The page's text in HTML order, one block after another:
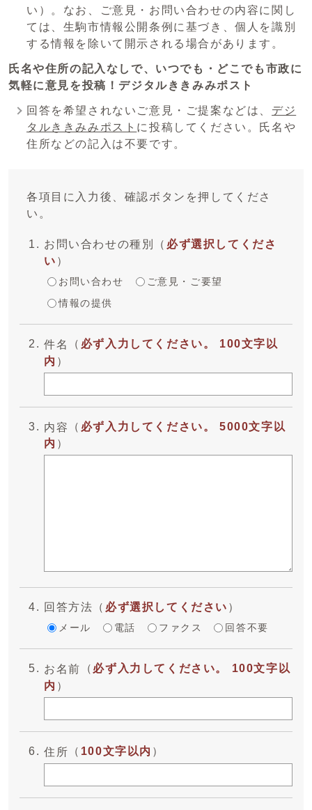
い）。なお、ご意見・お問い合わせの内容に関し
ては、生駒市情報公開条例に基づき、個人を識別
する情報を除いて開示される場合があります。
氏名や住所の記入なしで、いつでも・どこでも市政に
気軽に意見を投稿！デジタルききみみポスト
回答を希望されないご意見・ご提案などは、 デジ
タルききみみポスト に投稿してください。氏名や
住所などの記入は不要です。
各項目に入力後、確認ボタンを押してくださ
い。
お問い合わせの種別 （ 必ず選択してくださ
い ）
お問い合わせ ご意見・ご要望
情報の提供
件名 （ 必ず入力してください。 100文字以
内 ）
内容 （ 必ず入力してください。 5000文字以
内 ）
回答方法 （ 必ず選択してください ）
メール 電話 ファクス 回答不要
お名前 （ 必ず入力してください。 100文字以
内 ）
住所 （ 100文字以内 ）